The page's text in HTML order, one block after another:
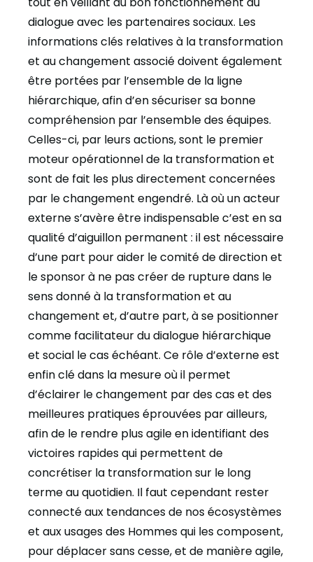
dialogue avec les partenaires sociaux. Les
informations clés relatives à la transformation
et au changement associé doivent également
être portées par l’ensemble de la ligne
hiérarchique, afin d’en sécuriser sa bonne
compréhension par l’ensemble des équipes.
Celles-ci, par leurs actions, sont le premier
moteur opérationnel de la transformation et
sont de fait les plus directement concernées
par le changement engendré. Là où un acteur
externe s’avère être indispensable c’est en sa
qualité d’aiguillon permanent : il est nécessaire
d’une part pour aider le comité de direction et
le sponsor à ne pas créer de rupture dans le
sens donné à la transformation et au
changement et, d’autre part, à se positionner
comme facilitateur du dialogue hiérarchique
et social le cas échéant. Ce rôle d’externe est
enfin clé dans la mesure où il permet
d’éclairer le changement par des cas et des
meilleures pratiques éprouvées par ailleurs,
afin de le rendre plus agile en identifiant des
victoires rapides qui permettent de
concrétiser la transformation sur le long
terme au quotidien. Il faut cependant rester
connecté aux tendances de nos écosystèmes
et aux usages des Hommes qui les composent,
pour déplacer sans cesse, et de manière agile,